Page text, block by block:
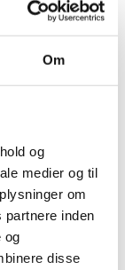
Om
og
medier og til
om
inden
og
disse
sølvplet